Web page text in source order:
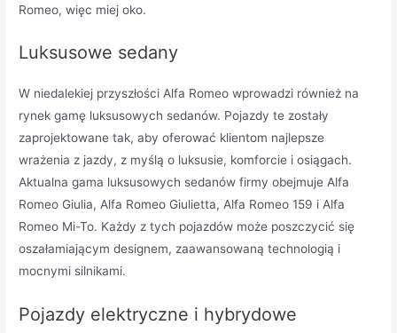
Romeo, więc miej oko.
Luksusowe sedany
W niedalekiej przyszłości Alfa Romeo wprowadzi również na
rynek gamę luksusowych sedanów. Pojazdy te zostały
zaprojektowane tak, aby oferować klientom najlepsze
wrażenia z jazdy, z myślą o luksusie, komforcie i osiągach.
Aktualna gama luksusowych sedanów firmy obejmuje Alfa
Romeo Giulia, Alfa Romeo Giulietta, Alfa Romeo 159 i Alfa
Romeo Mi-To. Każdy z tych pojazdów może poszczycić się
oszałamiającym designem, zaawansowaną technologią i
mocnymi silnikami.
Pojazdy elektryczne i hybrydowe